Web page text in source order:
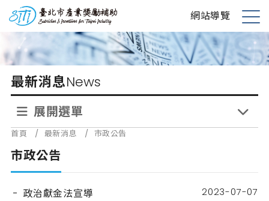
到
要
內
台北市產業獎勵補助 網站導覽
展
開
選
單
最新消息News
展開選單
首頁 / 最新消息 / 市政公告
市政公告
政治獻金法宣導
2023-07-07